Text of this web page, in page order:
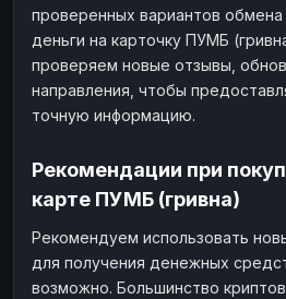
проверенных вариантов обмена
деньги на карточку ПУМБ
проверяем новые отзывы,
направления, чтобы
точную информацию.
Рекомендации при
карте ПУМБ (гривна)
Рекомендуем использовать
для получения денежных
возможно. Большинство